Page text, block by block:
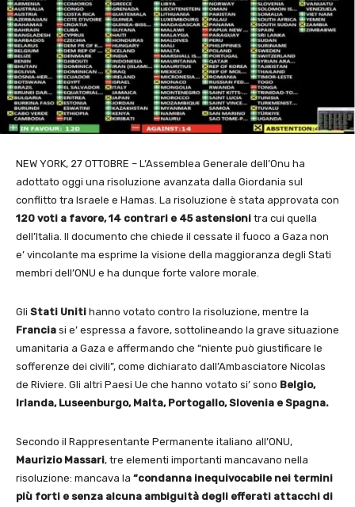
NEW YORK, 27 OTTOBRE – L’Assemblea Generale dell’Onu ha
adottato oggi una risoluzione avanzata dalla Giordania sul
conflitto tra Israele e Hamas. La risoluzione è stata approvata con
120 voti a favore, 14 contrari e 45 astensioni tra cui quella
dell’Italia. Il documento che chiede il cessate il fuoco a Gaza non
e’ vincolante ma esprime la visione della maggioranza degli Stati
membri dell’ONU e ha dunque forte valore morale.
Gli Stati Uniti hanno votato contro la risoluzione, mentre la
Francia si e’ espressa a favore, sottolineando la grave situazione
umanitaria a Gaza e affermando che “niente può giustificare le
sofferenze dei civili”, come dichiarato dall’Ambasciatore Nicolas
de Riviere. Gli altri Paesi Ue che hanno votato si’ sono Belgio,
Irlanda, Luseenburgo, Malta, Portogallo, Slovenia e Spagna.
Secondo il Rappresentante Permanente italiano all’ONU,
Maurizio Massari, tre elementi importanti mancavano nella
risoluzione: mancava la “condanna inequivocabile nei termini
più forti e senza alcuna ambiguità degli efferati attacchi di